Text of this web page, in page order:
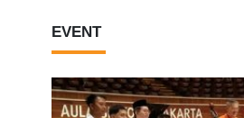
EVENT